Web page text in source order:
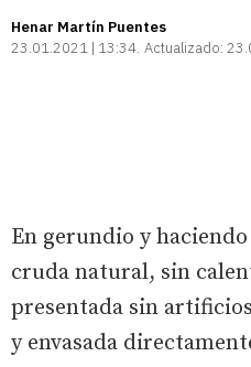
Henar Martín Puentes
23.01.2021 | 13:34 Actualizado:
En gerundio y
cruda natural, sin
presentada sin
y envasada